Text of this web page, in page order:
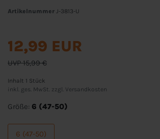
Artikelnummer J-3813-U
UVP 15,99 €
12,99 EUR
Inhalt 1 Stück
inkl. ges. MwSt. zzgl.
Versandkosten
Größe: 6 (47-50)
6 (47-50)